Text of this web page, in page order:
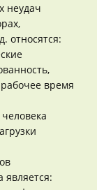
неудач
относятся:
время
является: